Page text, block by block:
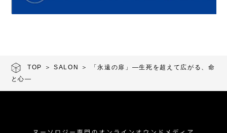
TOP ＞SALON
＞ 「永遠の扉」―生死を超えて広がる、命
と心―